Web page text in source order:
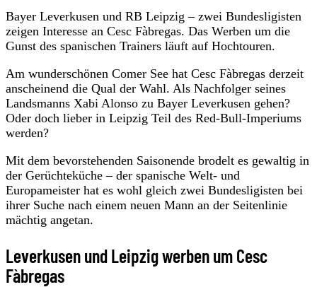
Bayer Leverkusen und RB Leipzig – zwei Bundesligisten
zeigen Interesse an Cesc Fàbregas. Das Werben um die
Gunst des spanischen Trainers läuft auf Hochtouren.
Am wunderschönen Comer See hat Cesc Fàbregas derzeit
anscheinend die Qual der Wahl. Als Nachfolger seines
Landsmanns Xabi Alonso zu Bayer Leverkusen gehen?
Oder doch lieber in Leipzig Teil des Red-Bull-Imperiums
werden?
Mit dem bevorstehenden Saisonende brodelt es gewaltig in
der Gerüchteküche – der spanische Welt- und
Europameister hat es wohl gleich zwei Bundesligisten bei
ihrer Suche nach einem neuen Mann an der Seitenlinie
mächtig angetan.
Leverkusen und Leipzig werben um Cesc
Fàbregas